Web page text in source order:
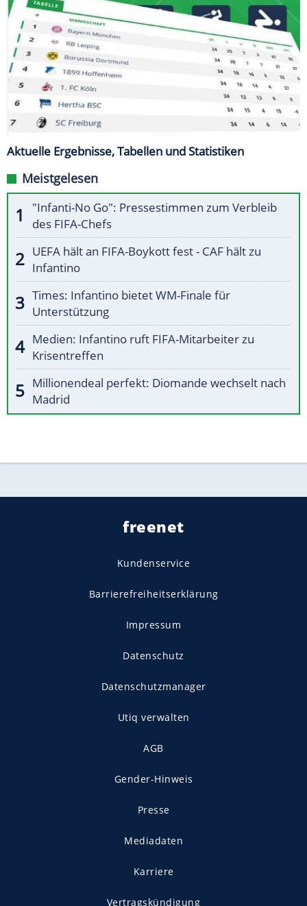
Aktuelle Ergebnisse, Tabellen und Statistiken
Meistgelesen
"Infanti-No Go": Pressestimmen zum Verbleib
des FIFA-Chefs
UEFA hält an FIFA-Boykott fest - CAF hält zu
Infantino
Times: Infantino bietet WM-Finale für
Unterstützung
Medien: Infantino ruft FIFA-Mitarbeiter zu
Krisentreffen
Millionendeal perfekt: Diomande wechselt nach
Madrid
freenet
Kundenservice
Barrierefreiheitserklärung
Impressum
Datenschutz
Datenschutzmanager
Utiq verwalten
AGB
Gender-Hinweis
Presse
Mediadaten
Karriere
Vertragskündigung